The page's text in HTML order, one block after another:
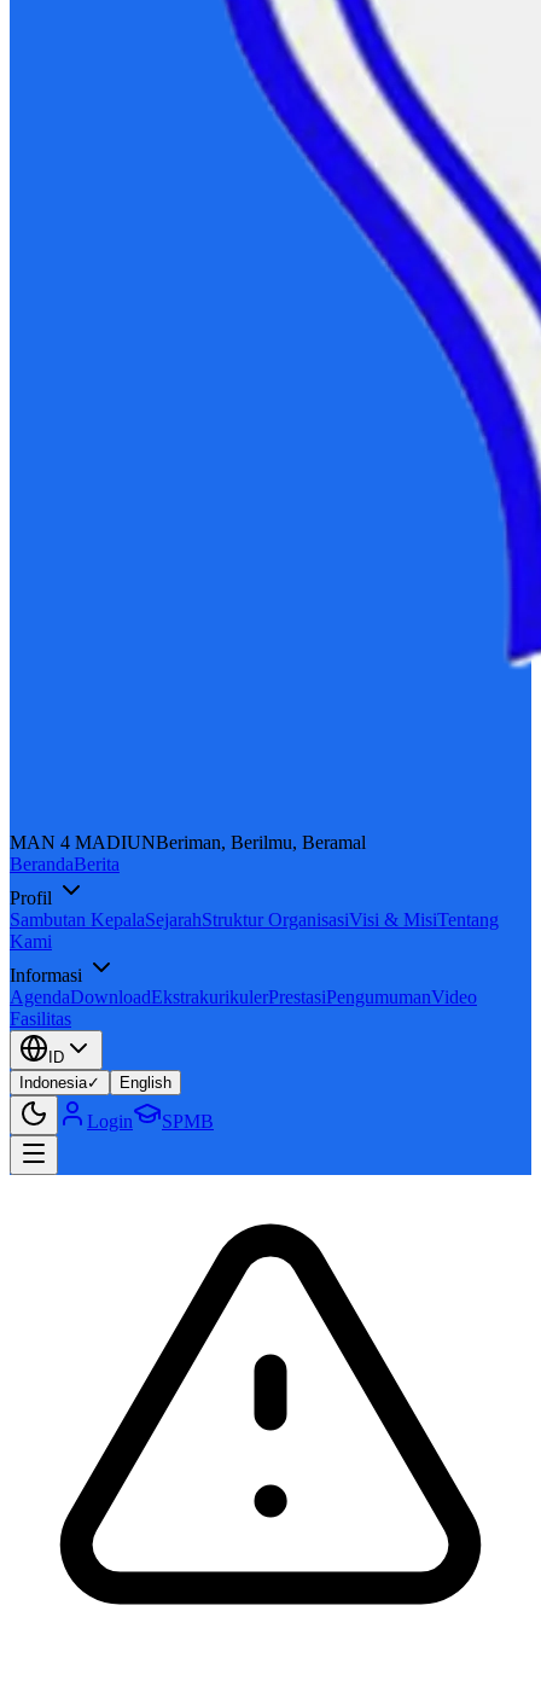
MAN 4 MADIUNBeriman, Berilmu, Beramal
BerandaBerita
Profil
Sambutan KepalaSejarahStruktur OrganisasiVisi & MisiTentang
Kami
Informasi
AgendaDownloadEkstrakurikulerPrestasiPengumumanVideo
Fasilitas
ID
Indonesia✓ English
Login SPMB